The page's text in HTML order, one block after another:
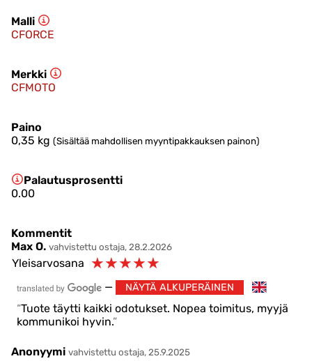
Malli
CFORCE
Merkki
CFMOTO
Paino
0,35 kg (Sisältää mahdollisen myyntipakkauksen painon)
Palautusprosentti
0.00
Kommentit
Max O. vahvistettu ostaja, 28.2.2026
Yleisarvosana ☆☆☆☆☆
— NÄYTÄ ALKUPERÄINEN
Tuote täytti kaikki odotukset. Nopea toimitus, myyjä
kommunikoi hyvin.
Anonyymi vahvistettu ostaja, 25.9.2025